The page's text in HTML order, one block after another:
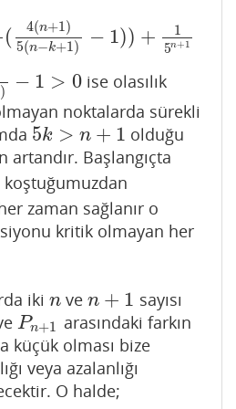
( 4(n+1)
5(n−k+1) − 1)) +
1
5n+1
(n −k)!.5n(4( n+1)5(n −k +1)−1
) − 1 > 0
n −k+ 1 −1 >0 ise olasılık
noktalarda sürekli
5k > n + 1
5k> n+ 1
olduğu
Başlangıçta
koştuğumuzdan
zaman sağlanır o
kritik olmayan her
iki n
nve n + 1
n+1
sayısı
Pn+1
Pn+1 arasındaki farkın
küçük olması bize
veya azalanlığı
O halde;